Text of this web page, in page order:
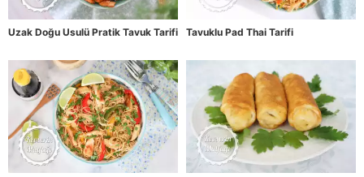
Uzak Doğu Usulü Pratik Tavuk Tarifi Tavuklu Pad Thai Tarifi